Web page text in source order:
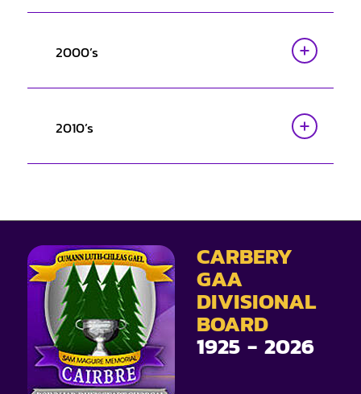
2000’s
2010’s
CARBERY
GAA
DIVISIONAL
BOARD
1925 - 2026